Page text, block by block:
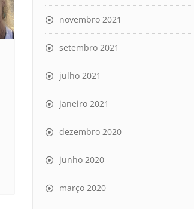
novembro 2021
setembro 2021
julho 2021
janeiro 2021
dezembro 2020
junho 2020
março 2020